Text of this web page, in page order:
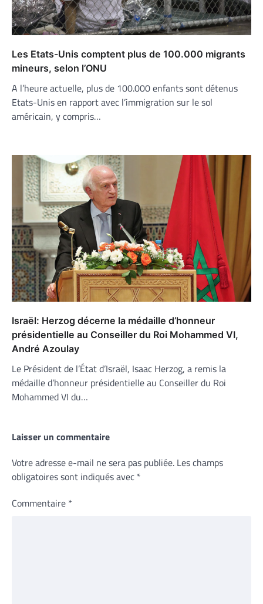
Les Etats-Unis comptent plus de 100.000 migrants
mineurs, selon l’ONU
A l’heure actuelle, plus de 100.000 enfants sont détenus
Etats-Unis en rapport avec l’immigration sur le sol
américain, y compris…
Israël: Herzog décerne la médaille d’honneur
présidentielle au Conseiller du Roi Mohammed VI,
André Azoulay
Le Président de l’État d’Israël, Isaac Herzog, a remis la
médaille d’honneur présidentielle au Conseiller du Roi
Mohammed VI du…
Laisser un commentaire
Votre adresse e-mail ne sera pas publiée. Les champs
obligatoires sont indiqués avec *
Commentaire *